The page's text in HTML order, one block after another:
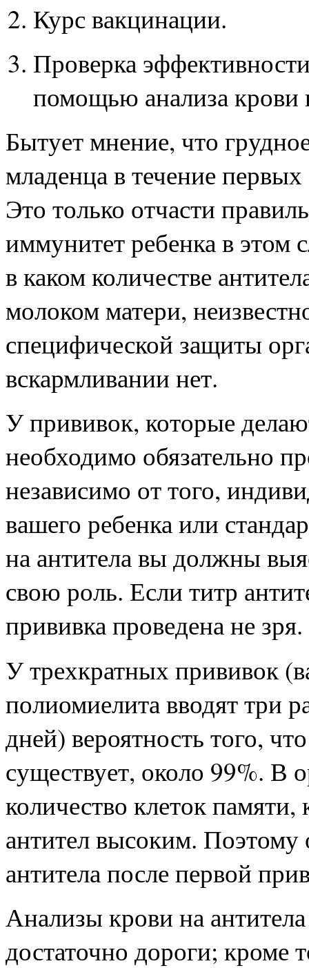
Курс вакцинации.
Проверка
помощью анализа крови
Бытует мнение, что
младенца в течение
Это только отчасти
иммунитет ребенка в этом
в каком количестве
молоком матери,
специфической защиты
вскармливании нет.
У прививок, которые
необходимо обязательно
независимо от того,
вашего ребенка или
на антитела вы должны
свою роль. Если титр
прививка проведена не зря.
У трехкратных прививок
полиомиелита вводят три
дней) вероятность того,
существует, около 99%. В
количество клеток
антител высоким. Поэтому
антитела после первой
Анализы крови на
достаточно дороги; кроме